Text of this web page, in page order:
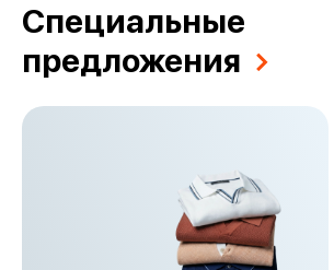
Специальные
предложения